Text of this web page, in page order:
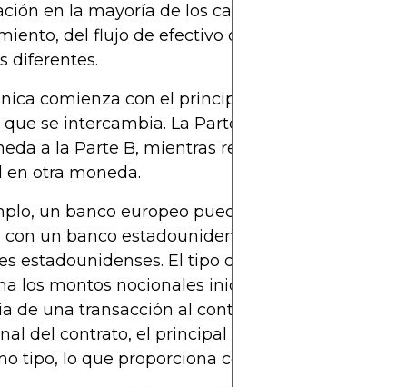
en la mayoría de los casos, sino la gestión
del flujo de efectivo o de la exposición en
diferentes.
comienza con el principal no nocional: la
se intercambia. La Parte A entrega el
a la Parte B, mientras recibe
en otra moneda.
un banco europeo puede intercambiar €100
un banco estadounidense a cambio del
estadounidenses. El tipo de cambio aplicado
los montos nocionales iniciales. Sin embargo, a
de una transacción al contado, ambas partes
del contrato, el principal se intercambiará de
tipo, lo que proporciona certeza a ambas